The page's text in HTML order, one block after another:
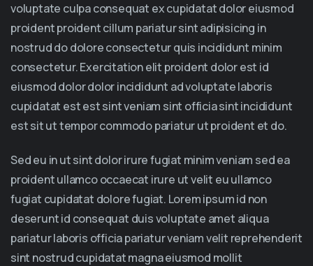
voluptate culpa consequat ex cupidatat dolor eiusmod
proident proident cillum pariatur sint adipisicing in
nostrud do dolore consectetur quis incididunt minim
consectetur. Exercitation elit proident dolor est id
eiusmod dolor dolor incididunt ad voluptate laboris
cupidatat est est sint veniam sint officia sint incididunt
est sit ut tempor commodo pariatur ut proident et do.
Sed eu in ut sint dolor irure fugiat minim veniam sed ea
proident ullamco occaecat irure ut velit eu ullamco
fugiat cupidatat dolore fugiat. Lorem ipsum id non
deserunt id consequat duis voluptate amet aliqua
pariatur laboris officia pariatur veniam velit reprehenderit
sint nostrud cupidatat magna eiusmod mollit